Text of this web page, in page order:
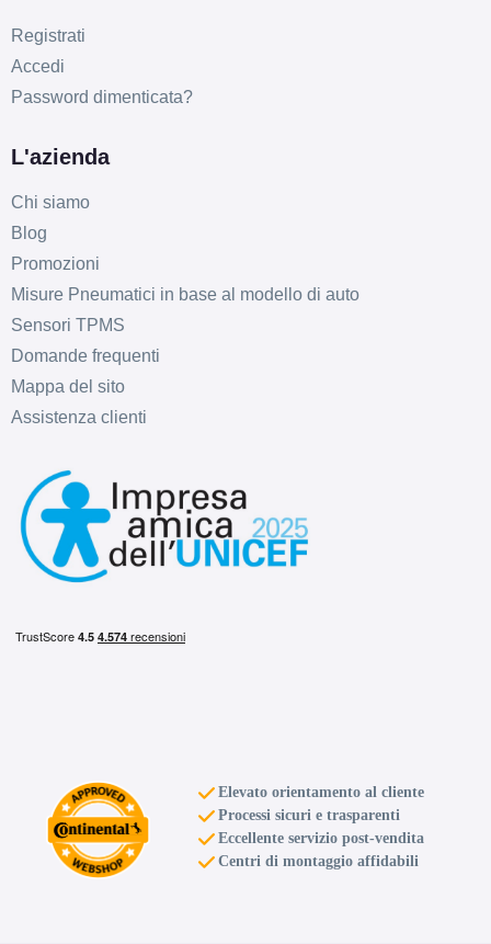
C
Registrati
Accedi
Password dimenticata?
L'azienda
Chi siamo
Blog
Promozioni
Misure Pneumatici in base al modello di auto
Sensori TPMS
Domande frequenti
Mappa del sito
Assistenza clienti
Elevato orientamento al cliente
Processi sicuri e trasparenti
Eccellente servizio post-vendita
Centri di montaggio affidabili